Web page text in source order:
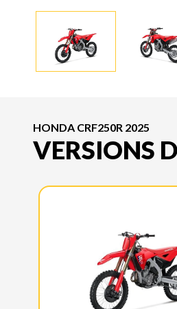
HONDA CRF250R 2025
VERSIONS